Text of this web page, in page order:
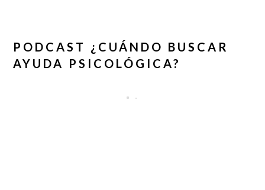
PODCAST ¿CUÁNDO BUSCAR
AYUDA PSICOLÓGICA?